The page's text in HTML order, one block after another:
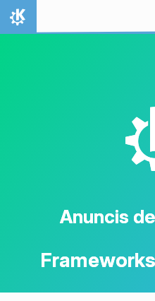
Salta al contingut
Inici
Anuncis